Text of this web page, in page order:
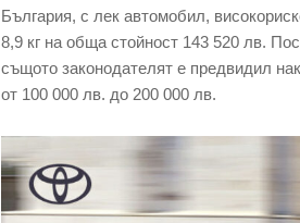
България, с лек автомобил,
8,9 кг на обща стойност 143 520 лв.
същото законодателят е предвидил
от 100 000 лв. до 200 000 лв.